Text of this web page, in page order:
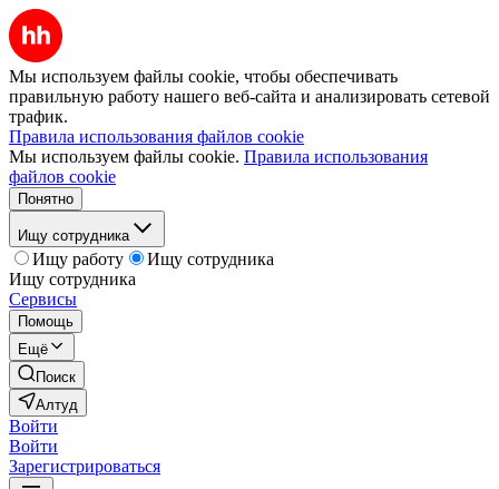
Мы используем файлы cookie, чтобы обеспечивать
правильную работу нашего веб-сайта и анализировать сетевой
трафик.
Правила использования файлов cookie
Мы используем файлы cookie. Правила использования
файлов cookie
Понятно
Ищу сотрудника
Ищу работу
Ищу сотрудника
Ищу сотрудника
Сервисы
Помощь
Ещё
Поиск
Алтуд
Войти
Войти
Зарегистрироваться